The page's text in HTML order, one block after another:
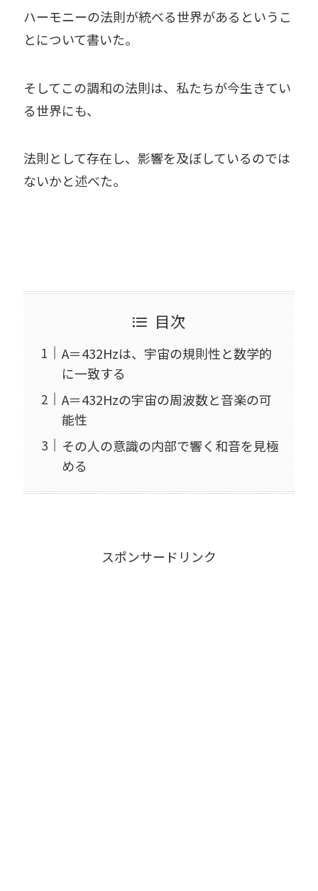
ハーモニーの法則が統べる世界があるというこ
とについて書いた。
そしてこの調和の法則は、私たちが今生きてい
る世界にも、
法則として存在し、影響を及ぼしているのでは
ないかと述べた。
目次
A＝432Hzは、宇宙の規則性と数学的
に一致する
A＝432Hzの宇宙の周波数と音楽の可
能性
その人の意識の内部で響く和音を見極
める
スポンサードリンク